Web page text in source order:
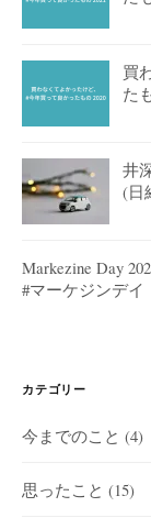
買
た
井
(日
Markezine Day
#マーケジンデイ
カテゴリー
今までのこと (4)
思ったこと (15)